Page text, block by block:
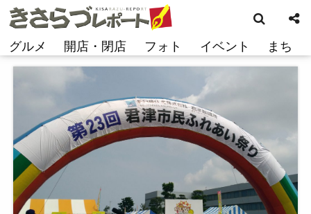
コ
ン
ン
グルメ 開店・閉店 フォト イベント まち
索